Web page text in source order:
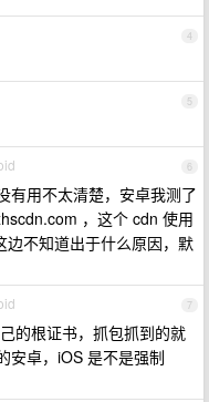
4
5
6
有用不太清楚，安卓我测了
，这个 cdn 使用
不知道出于什么原因，默
7
的根证书，抓包抓到的就
安卓，iOS 是不是强制